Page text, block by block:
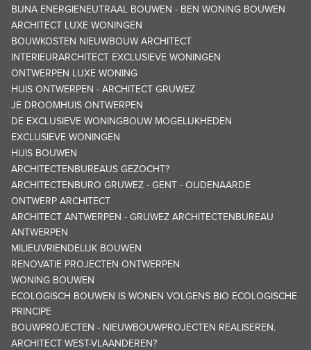
BIJNA ENERGIENEUTRAAL BOUWEN - BEN WONING BOUWEN
ARCHITECT LUXE WONINGEN
BOUWKOSTEN NIEUWBOUW ARCHITECT
INTERIEURARCHITECT EXCLUSIEVE WONINGEN
ONTWERPEN LUXE WONING
HUIS ONTWERPEN - ARCHITECT GRUWEZ
JE DROOMHUIS ONTWERPEN
DE EXCLUSIEVE WONINGBOUW MOGELIJKHEDEN
EXCLUSIEVE WONINGEN
HUIS BOUWEN
ARCHITECTENBUREAUS GEZOCHT?
ARCHITECTENBURO GRUWEZ - GENT - OUDENAARDE
ONTWERP ARCHITECT
ARCHITECT ANTWERPEN - GRUWEZ ARCHITECTENBUREAU
ANTWERPEN
MILIEUVRIENDELIJK BOUWEN
RENOVATIE PROJECTEN ONTWERPEN
WONING BOUWEN
ECOLOGISCH BOUWEN IS WONEN VOLGENS BIO ECOLOGISCHE
PRINCIPE
BOUWPROJECTEN - NIEUWBOUWPROJECTEN REALISEREN.
ARCHITECT WEST-VLAANDEREN?